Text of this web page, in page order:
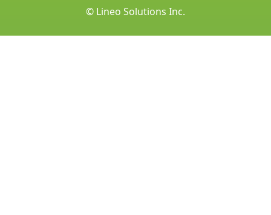
© Lineo Solutions Inc.